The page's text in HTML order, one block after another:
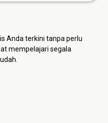
Anda terkini tanpa perlu
mempelajari segala